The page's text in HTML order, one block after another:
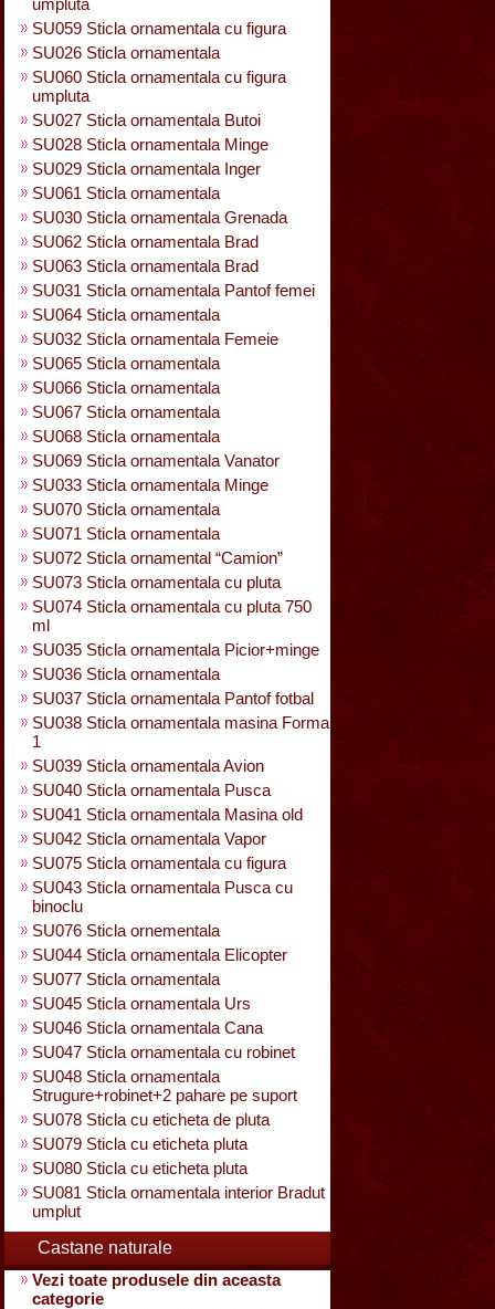
umpluta
SU059 Sticla ornamentala cu figura
SU026 Sticla ornamentala
SU060 Sticla ornamentala cu figura
umpluta
SU027 Sticla ornamentala Butoi
SU028 Sticla ornamentala Minge
SU029 Sticla ornamentala Inger
SU061 Sticla ornamentala
SU030 Sticla ornamentala Grenada
SU062 Sticla ornamentala Brad
SU063 Sticla ornamentala Brad
SU031 Sticla ornamentala Pantof femei
SU064 Sticla ornamentala
SU032 Sticla ornamentala Femeie
SU065 Sticla ornamentala
SU066 Sticla ornamentala
SU067 Sticla ornamentala
SU068 Sticla ornamentala
SU069 Sticla ornamentala Vanator
SU033 Sticla ornamentala Minge
SU070 Sticla ornamentala
SU071 Sticla ornamentala
SU072 Sticla ornamental “Camion”
SU073 Sticla ornamentala cu pluta
SU074 Sticla ornamentala cu pluta 750
ml
SU035 Sticla ornamentala Picior+minge
SU036 Sticla ornamentala
SU037 Sticla ornamentala Pantof fotbal
SU038 Sticla ornamentala masina Forma
1
SU039 Sticla ornamentala Avion
SU040 Sticla ornamentala Pusca
SU041 Sticla ornamentala Masina old
SU042 Sticla ornamentala Vapor
SU075 Sticla ornamentala cu figura
SU043 Sticla ornamentala Pusca cu
binoclu
SU076 Sticla ornementala
SU044 Sticla ornamentala Elicopter
SU077 Sticla ornamentala
SU045 Sticla ornamentala Urs
SU046 Sticla ornamentala Cana
SU047 Sticla ornamentala cu robinet
SU048 Sticla ornamentala
Strugure+robinet+2 pahare pe suport
SU078 Sticla cu eticheta de pluta
SU079 Sticla cu eticheta pluta
SU080 Sticla cu eticheta pluta
SU081 Sticla ornamentala interior Bradut
umplut
Castane naturale
Vezi toate produsele din aceasta
categorie